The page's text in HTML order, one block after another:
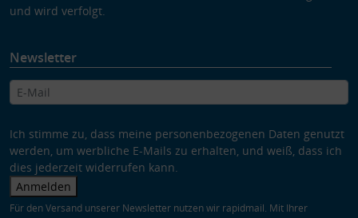
und wird verfolgt.
Newsletter
Ich stimme zu, dass meine personenbezogenen Daten genutzt
werden, um werbliche E-Mails zu erhalten, und weiß, dass ich
dies jederzeit widerrufen kann.
Anmelden
Für den Versand unserer Newsletter nutzen wir rapidmail. Mit Ihrer